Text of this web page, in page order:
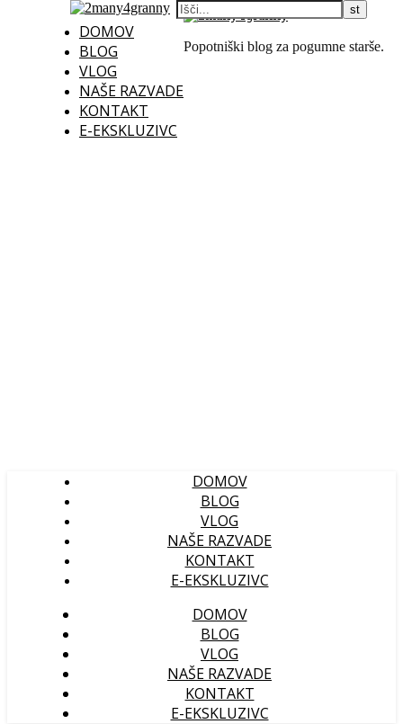
DOMOV
BLOG
VLOG
NAŠE RAZVADE
KONTAKT
E-EKSKLUZIVC
Popotniški blog za pogumne starše.
DOMOV
BLOG
VLOG
NAŠE RAZVADE
KONTAKT
E-EKSKLUZIVC
DOMOV
BLOG
VLOG
NAŠE RAZVADE
KONTAKT
E-EKSKLUZIVC